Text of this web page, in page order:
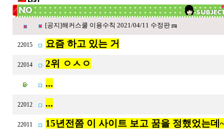
[공지]해커스쿨 이용수칙 2021/04/11 수정판 [55]
22015 요즘 하고 있는 거
22014
2위 ㅇㅅㅇ
...
22012 ...
22011 15년전쯤 이 사이트 보고 꿈을 정했었는데